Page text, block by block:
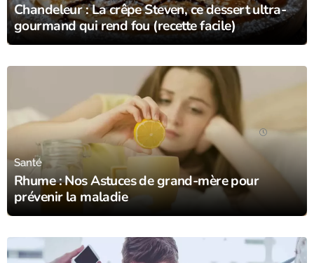
Chandeleur : La crêpe Steven, ce dessert ultra-
gourmand qui rend fou (recette facile)
Rhume : Nos Astuces de grand-mère pour
prévenir la maladie
Santé
24/01/25